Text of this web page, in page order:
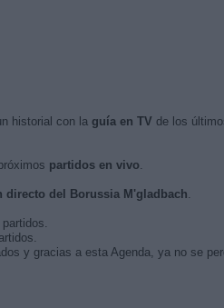
historial con la guía en TV de los
partidos en vivo.
directo del Borussia M'gladbach.
y gracias a esta Agenda, ya no se